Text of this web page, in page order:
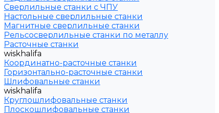
Сверлильные станки с ЧПУ
Настольные сверлильные станки
Магнитные сверлильные станки
Рельсосверлильные станки по металлу
Расточные станки
wiskhalifa
Координатно-расточные станки
Горизонтально-расточные станки
Шлифовальные станки
wiskhalifa
Круглошлифовальные станки
Плоскошлифовальные станки